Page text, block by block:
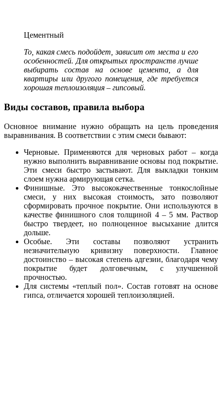
Цементный
То, какая смесь подойдет, зависит от места и его
особенностей. Для открытых пространств лучше
выбирать состав на основе цемента, а для
квартиры или другого помещения, где требуется
хорошая теплоизоляция – гипсовый.
Виды составов, правила выбора
Основное внимание нужно обращать на цель проведения
выравнивания. В соответствии с этим смеси бывают:
Черновые. Применяются для черновых работ – когда
нужно выполнить выравнивание основы под покрытие.
Эти смеси быстро застывают. Для выкладки тонким
слоем нужна армирующая сетка.
Финишные. Это высококачественные тонкослойные
смеси, у них высокая стоимость, зато позволяют
сформировать прочное покрытие. Они используются в
качестве финишного слоя толщиной 4 – 5 мм. Раствор
быстро твердеет, но полноценное высыхание длится
дольше.
Особые. Эти составы позволяют устранить
незначительную кривизну поверхности. Главное
достоинство – высокая степень адгезии, благодаря чему
покрытие будет долговечным, с улучшенной
прочностью.
Для системы «теплый пол». Состав готовят на основе
гипса, отличается хорошей теплоизоляцией.